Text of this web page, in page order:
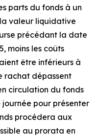
parts du fonds à un
valeur liquidative
précédant la date
moins les coûts
être inférieurs à
rachat dépassent
circulation du fonds
journée pour présenter
procédera aux
au prorata en